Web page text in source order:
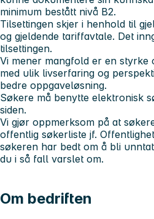
minimum bestått nivå B2.
Tilsettingen skjer i henhold til
og gjeldende tariffavtale. Det
tilsettingen.
Vi mener mangfold er en styrke
med ulik livserfaring og
bedre oppgaveløsning.
Søkere må benytte elektronisk
siden.
Vi gjør oppmerksom på at
offentlig søkerliste jf.
søkeren har bedt om å bli
du i så fall varslet om.
Om bedriften